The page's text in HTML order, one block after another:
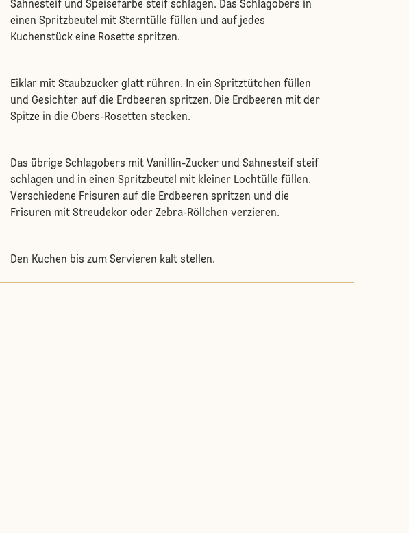
Sahnesteif und Speisefarbe steif schlagen. Das Schlagobers in
einen Spritzbeutel mit Sterntülle füllen und auf jedes
Kuchenstück eine Rosette spritzen.
Eiklar mit Staubzucker glatt rühren. In ein Spritztütchen füllen
und Gesichter auf die Erdbeeren spritzen. Die Erdbeeren mit der
Spitze in die Obers-Rosetten stecken.
Das übrige Schlagobers mit Vanillin-Zucker und Sahnesteif steif
schlagen und in einen Spritzbeutel mit kleiner Lochtülle füllen.
Verschiedene Frisuren auf die Erdbeeren spritzen und die
Frisuren mit Streudekor oder Zebra-Röllchen verzieren.
Den Kuchen bis zum Servieren kalt stellen.